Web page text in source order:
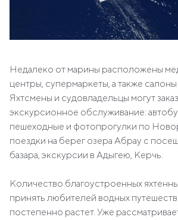
Недалеко от марины расположены
центры, супермаркеты, а также
Яхтсмены и судовладельцы могут
экскурсионное обслуживание:
пешеходные и фотопрогулки по
поездки на берег озера Абрау с
базара, экскурсии в Адыгею, Керчь.
Количество благоустроенных
принять любителей водных
постепенно растет. Уже